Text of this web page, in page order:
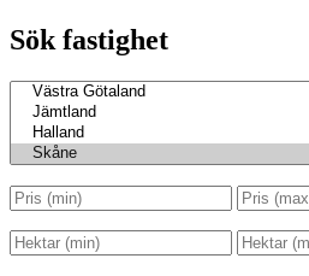
Sök fastighet